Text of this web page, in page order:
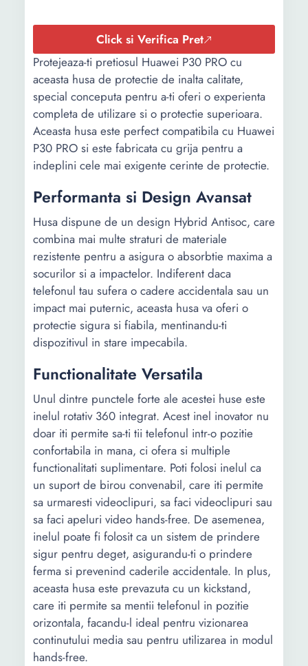
Click si Verifica Pret
Protejeaza-ti pretiosul Huawei P30 PRO cu
aceasta husa de protectie de inalta calitate,
special conceputa pentru a-ti oferi o experienta
completa de utilizare si o protectie superioara.
Aceasta husa este perfect compatibila cu Huawei
P30 PRO si este fabricata cu grija pentru a
indeplini cele mai exigente cerinte de protectie.
Performanta si Design Avansat
Husa dispune de un design Hybrid Antisoc, care
combina mai multe straturi de materiale
rezistente pentru a asigura o absorbtie maxima a
socurilor si a impactelor. Indiferent daca
telefonul tau sufera o cadere accidentala sau un
impact mai puternic, aceasta husa va oferi o
protectie sigura si fiabila, mentinandu-ti
dispozitivul in stare impecabila.
Functionalitate Versatila
Unul dintre punctele forte ale acestei huse este
inelul rotativ 360 integrat. Acest inel inovator nu
doar iti permite sa-ti tii telefonul intr-o pozitie
confortabila in mana, ci ofera si multiple
functionalitati suplimentare. Poti folosi inelul ca
un suport de birou convenabil, care iti permite
sa urmaresti videoclipuri, sa faci videoclipuri sau
sa faci apeluri video hands-free. De asemenea,
inelul poate fi folosit ca un sistem de prindere
sigur pentru deget, asigurandu-ti o prindere
ferma si prevenind caderile accidentale. In plus,
aceasta husa este prevazuta cu un kickstand,
care iti permite sa mentii telefonul in pozitie
orizontala, facandu-l ideal pentru vizionarea
continutului media sau pentru utilizarea in modul
hands-free.